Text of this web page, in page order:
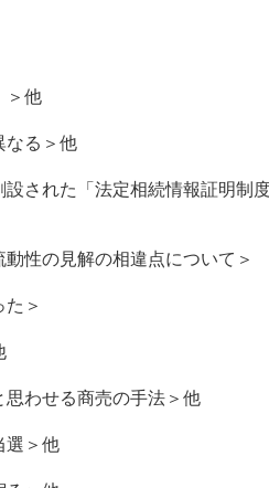
＞他
なる＞他
された「法定相続情報証明制
性の見解の相違点について＞
＞
思わせる商売の手法＞他
選＞他